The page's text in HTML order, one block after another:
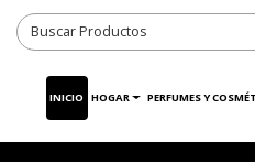
INICIO HOGAR PERFUMES Y